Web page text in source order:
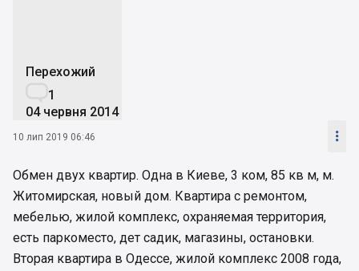
Перехожий
1
04 червня 2014
10 лип 2019 06:46 
Обмен двух квартир. Одна в Киеве, 3 ком, 85 кв м, м.
Житомирская, новый дом. Квартира с ремонтом,
мебелью, жилой комплекс, охраняемая территория,
есть паркоместо, дет садик, магазины, остановки.
Вторая квартира в Одессе, жилой комплекс 2008 года,